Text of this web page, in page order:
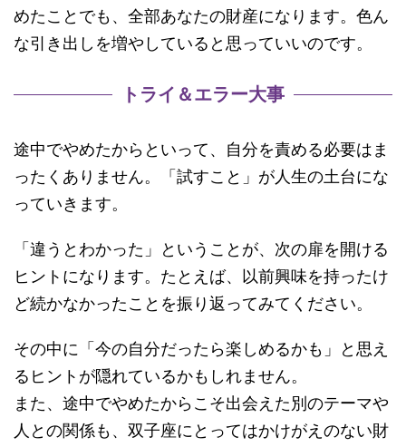
めたことでも、全部あなたの財産になります。色ん
な引き出しを増やしていると思っていいのです。
トライ＆エラー大事
途中でやめたからといって、自分を責める必要はま
ったくありません。「試すこと」が人生の土台にな
っていきます。
「違うとわかった」ということが、次の扉を開ける
ヒントになります。たとえば、以前興味を持ったけ
ど続かなかったことを振り返ってみてください。
その中に「今の自分だったら楽しめるかも」と思え
るヒントが隠れているかもしれません。
また、途中でやめたからこそ出会えた別のテーマや
人との関係も、双子座にとってはかけがえのない財